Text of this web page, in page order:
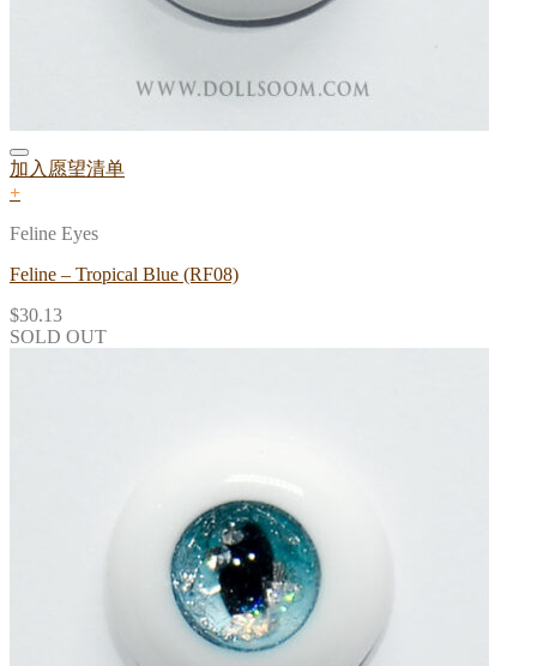
加入愿望清单
+
Feline Eyes
Feline – Tropical Blue (RF08)
$30.13
SOLD OUT